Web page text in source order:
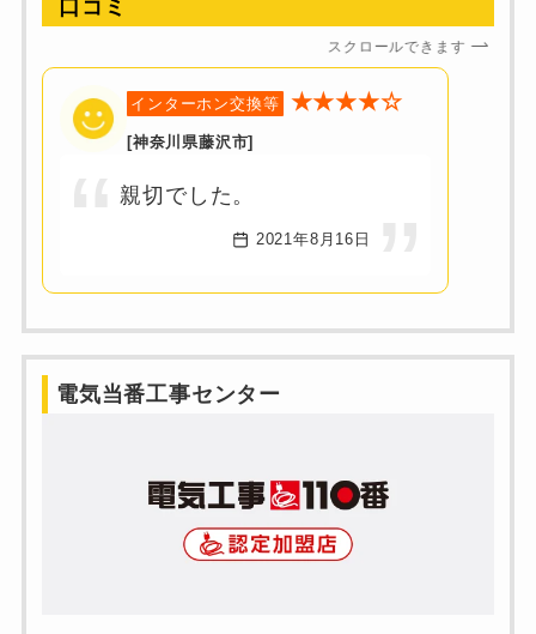
口コミ
スクロールできます
インターホン交換等 ★★★★☆
[神奈川県藤沢市]
親切でした。
2021年8月16日
電気当番工事センター